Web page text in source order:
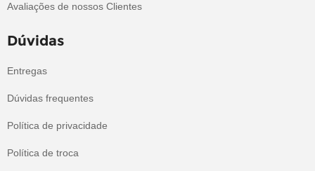
Avaliações de nossos Clientes
Dúvidas
Entregas
Dúvidas frequentes
Política de privacidade
Política de troca